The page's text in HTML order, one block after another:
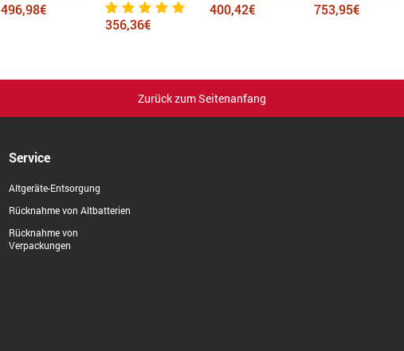
496,98€
356,36€
400,42€ 753,95€
Zurück zum Seitenanfang
Service
Altgeräte-Entsorgung
Rücknahme von Altbatterien
Rücknahme von
Verpackungen